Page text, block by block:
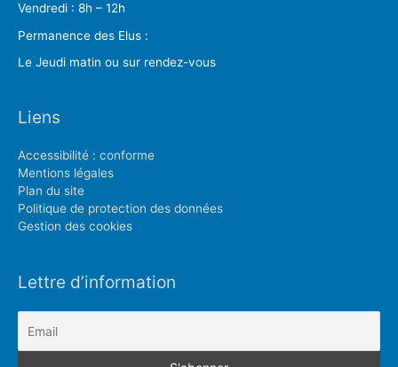
Vendredi : 8h – 12h
Permanence des Elus :
Le Jeudi matin ou sur rendez-vous
Liens
Accessibilité : conforme
Mentions légales
Plan du site
Politique de protection des données
Gestion des cookies
Lettre d’information